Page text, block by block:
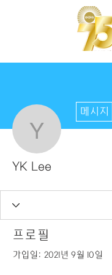
YK Lee
메시지
YK Lee
프로필
가입일: 2021년 9월 10일